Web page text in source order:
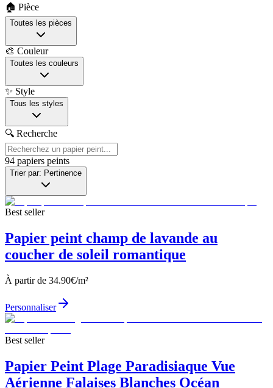
🏠 Pièce
Toutes les pièces
🎨 Couleur
Toutes les couleurs
✨ Style
Tous les styles
🔍 Recherche
94 papiers peints
Trier par: Pertinence
Best seller
Papier peint champ de lavande au
coucher de soleil romantique
À partir de 34.90€/m²
Personnaliser
Best seller
Papier Peint Plage Paradisiaque Vue
Aérienne Falaises Blanches Océan